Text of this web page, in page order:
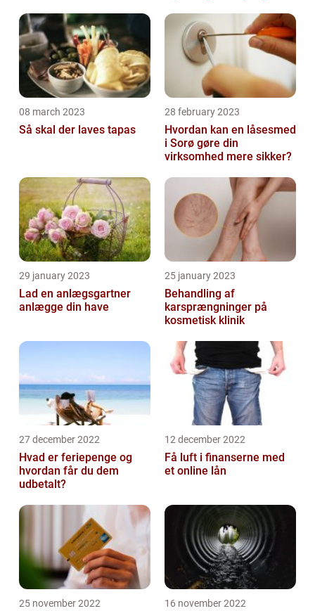
08 march 2023
Så skal der laves tapas
28 february 2023
Hvordan kan en låsesmed
i Sorø gøre din
virksomhed mere sikker?
29 january 2023
Lad en anlægsgartner
anlægge din have
25 january 2023
Behandling af
karsprængninger på
kosmetisk klinik
27 december 2022
Hvad er feriepenge og
hvordan får du dem
udbetalt?
12 december 2022
Få luft i finanserne med
et online lån
25 november 2022 16 november 2022